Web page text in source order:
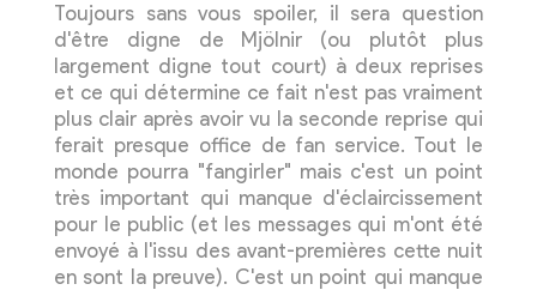
Toujours sans vous spoiler, il sera question
d'être digne de Mjölnir (ou plutôt plus
largement digne tout court) à deux reprises
et ce qui détermine ce fait n'est pas vraiment
plus clair après avoir vu la seconde reprise qui
ferait presque office de fan service. Tout le
monde pourra "fangirler" mais c'est un point
très important qui manque d'éclaircissement
pour le public (et les messages qui m'ont été
envoyé à l'issu des avant-premières cette nuit
en sont la preuve). C'est un point qui manque